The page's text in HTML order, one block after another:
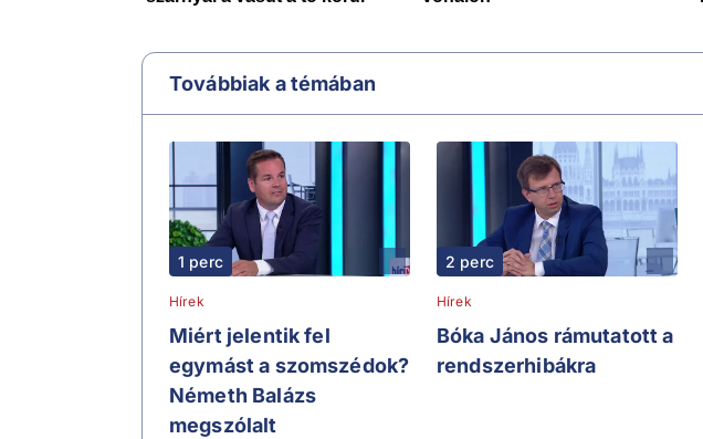
Továbbiak a témában
1 perc
Hírek
Miért jelentik fel
egymást a szomszédok?
Németh Balázs
megszólalt
2 perc
Hírek
Bóka János rámutatott a
rendszerhibákra